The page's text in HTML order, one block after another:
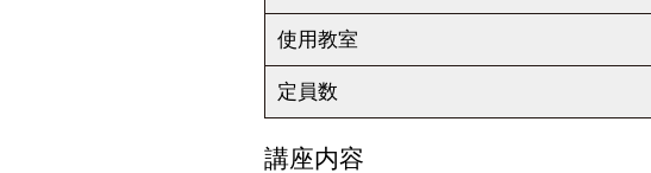
使用教室
定員数
講座内容